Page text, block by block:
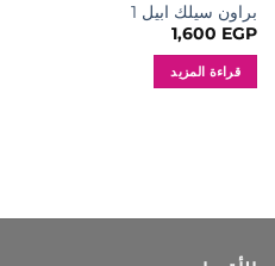
براون سيلك ابيل 1
1,600 EGP
قراءة المزيد